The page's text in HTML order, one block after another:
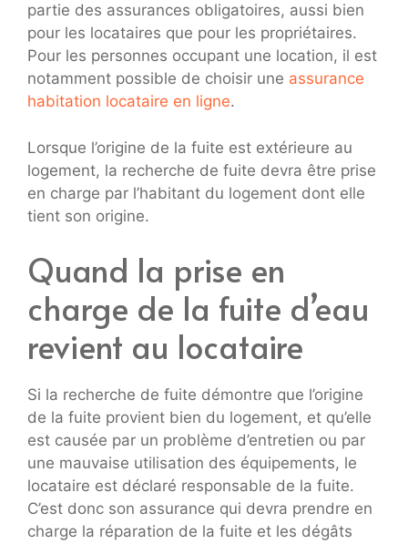
partie des assurances obligatoires, aussi bien
pour les locataires que pour les propriétaires.
Pour les personnes occupant une location, il est
notamment possible de choisir une assurance
habitation locataire en ligne.
Lorsque l’origine de la fuite est extérieure au
logement, la recherche de fuite devra être prise
en charge par l’habitant du logement dont elle
tient son origine.
Quand la prise en
charge de la fuite d’eau
revient au locataire
Si la recherche de fuite démontre que l’origine
de la fuite provient bien du logement, et qu’elle
est causée par un problème d’entretien ou par
une mauvaise utilisation des équipements, le
locataire est déclaré responsable de la fuite.
C’est donc son assurance qui devra prendre en
charge la réparation de la fuite et les dégâts